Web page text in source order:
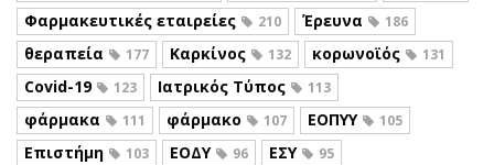
Φαρμακευτικές εταιρείες 210 Έρευνα 186
θεραπεία 177 Καρκίνος 132 κορωνοϊός 131
Covid-19 123 Ιατρικός Τύπος 113
φάρμακα 111 φάρμακο 107 ΕΟΠΥΥ 105
Επιστήμη 103 ΕΟΔΥ 96 ΕΣΥ 95